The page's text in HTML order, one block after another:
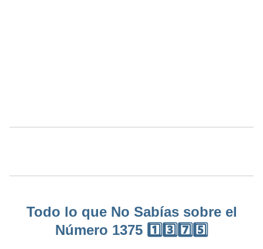
Todo lo que No Sabías sobre el
Número 1375 1️⃣3️⃣7️⃣5️⃣